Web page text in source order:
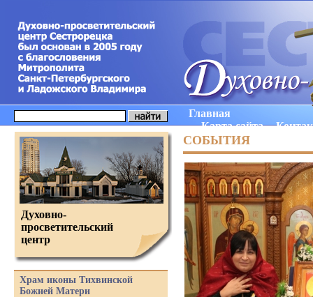
Главная
Карта сайта
СОБЫТИЯ
Духовно-
просветительский
центр
Храм иконы Тихвинской
Божией Матери